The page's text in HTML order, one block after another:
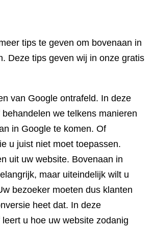
tips te geven om bovenaan in
Deze tips geven wij in onze gratis
van Google ontrafeld. In deze
behandelen we telkens manieren
in Google te komen. Of
u juist niet moet toepassen.
uit uw website. Bovenaan in
maar uiteindelijk wilt u
bezoeker moeten dus klanten
heet dat. In deze
leert u hoe uw website zodanig